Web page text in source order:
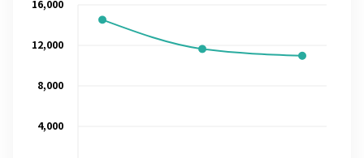
4,000
8,000
12,000
16,000